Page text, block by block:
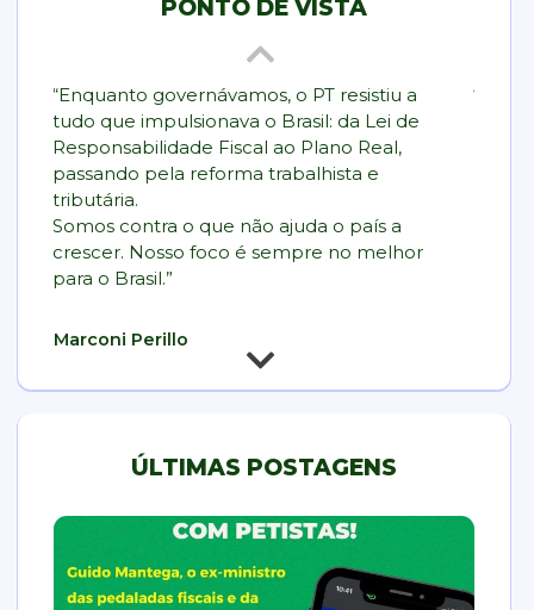
PONTO DE VISTA
“Enquanto governávamos, o PT resistiu a
tudo que impulsionava o Brasil: da Lei de
Responsabilidade Fiscal ao Plano Real,
passando pela reforma trabalhista e
tributária.
Somos contra o que não ajuda o país a
crescer. Nosso foco é sempre no melhor
para o Brasil.”
Marconi Perillo
ÚLTIMAS POSTAGENS